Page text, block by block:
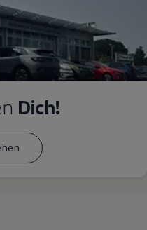
Dich!